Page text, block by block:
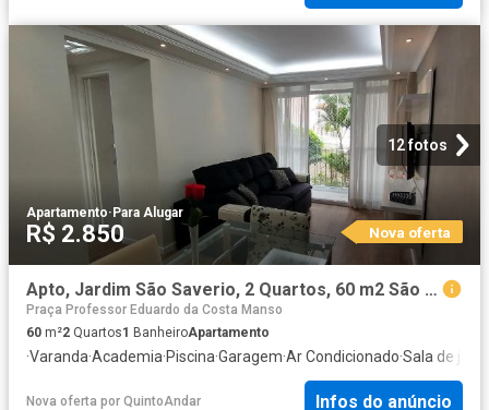
12 fotos
Apartamento·Para Alugar
R$ 2.850 Nova oferta
Apto, Jardim São Saverio, 2 Quartos, 60 m2 São Paulo
Praça Professor Eduardo da Costa Manso
60 m²2 Quartos1 BanheiroApartamento
·Varanda·Academia·Piscina·Garagem·Ar Condicionado·Sala de
Nova oferta por QuintoAndar Infos do anúncio